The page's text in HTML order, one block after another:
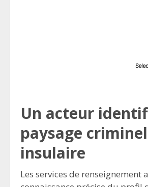
Un acteur
paysage criminel
insulaire
Les services de renseignement